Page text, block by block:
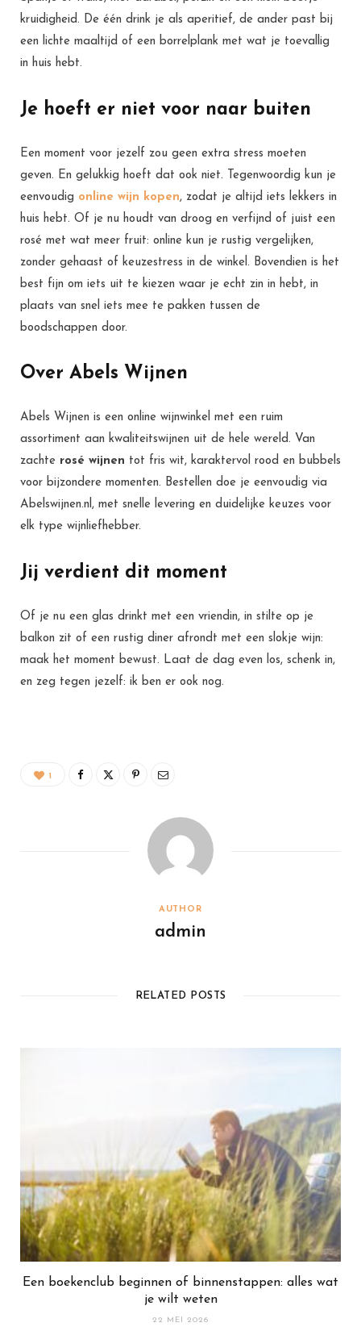
kruidigheid. De één drink je als aperitief, de ander past bij
een lichte maaltijd of een borrelplank met wat je toevallig
in huis hebt.
Je hoeft er niet voor naar buiten
Een moment voor jezelf zou geen extra stress moeten
geven. En gelukkig hoeft dat ook niet. Tegenwoordig kun je
eenvoudig online wijn kopen, zodat je altijd iets lekkers in
huis hebt. Of je nu houdt van droog en verfijnd of juist een
rosé met wat meer fruit: online kun je rustig vergelijken,
zonder gehaast of keuzestress in de winkel. Bovendien is het
best fijn om iets uit te kiezen waar je echt zin in hebt, in
plaats van snel iets mee te pakken tussen de
boodschappen door.
Over Abels Wijnen
Abels Wijnen is een online wijnwinkel met een ruim
assortiment aan kwaliteitswijnen uit de hele wereld. Van
zachte rosé wijnen tot fris wit, karaktervol rood en bubbels
voor bijzondere momenten. Bestellen doe je eenvoudig via
Abelswijnen.nl, met snelle levering en duidelijke keuzes voor
elk type wijnliefhebber.
Jij verdient dit moment
Of je nu een glas drinkt met een vriendin, in stilte op je
balkon zit of een rustig diner afrondt met een slokje wijn:
maak het moment bewust. Laat de dag even los, schenk in,
en zeg tegen jezelf: ik ben er ook nog.
1
AUTHOR
admin
RELATED POSTS
Een boekenclub beginnen of binnenstappen: alles wat
je wilt weten
22 MEI 2026